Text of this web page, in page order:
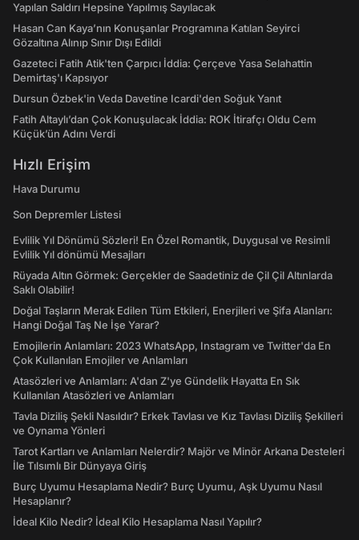
Yapılan Saldırı Hepsine Yapılmış Sayılacak
Hasan Can Kaya’nın Konuşanlar Programına Katılan Seyirci
Gözaltına Alınıp Sınır Dışı Edildi
Gazeteci Fatih Atik'ten Çarpıcı İddia: Çerçeve Yasa Selahattin
Demirtaş'ı Kapsıyor
Dursun Özbek'in Veda Davetine Icardi'den Soğuk Yanıt
Fatih Altaylı’dan Çok Konuşulacak İddia: ROK İtirafçı Oldu Cem
Küçük’ün Adını Verdi
Hızlı Erişim
Hava Durumu
Son Depremler Listesi
Evlilik Yıl Dönümü Sözleri! En Özel Romantik, Duygusal ve Resimli
Evlilik Yıl dönümü Mesajları
Rüyada Altın Görmek: Gerçekler de Saadetiniz de Çil Çil Altınlarda
Saklı Olabilir!
Doğal Taşların Merak Edilen Tüm Etkileri, Enerjileri ve Şifa Alanları:
Hangi Doğal Taş Ne İşe Yarar?
Emojilerin Anlamları: 2023 WhatsApp, Instagram ve Twitter'da En
Çok Kullanılan Emojiler ve Anlamları
Atasözleri ve Anlamları: A'dan Z'ye Gündelik Hayatta En Sık
Kullanılan Atasözleri ve Anlamları
Tavla Diziliş Şekli Nasıldır? Erkek Tavlası ve Kız Tavlası Diziliş Şekilleri
ve Oynama Yönleri
Tarot Kartları ve Anlamları Nelerdir? Majör ve Minör Arkana Desteleri
İle Tılsımlı Bir Dünyaya Giriş
Burç Uyumu Hesaplama Nedir? Burç Uyumu, Aşk Uyumu Nasıl
Hesaplanır?
İdeal Kilo Nedir? İdeal Kilo Hesaplama Nasıl Yapılır?